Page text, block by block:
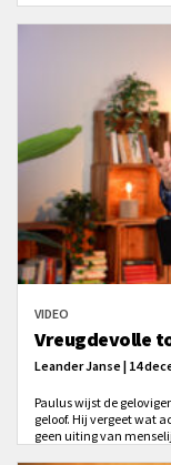
VIDEO
Vreugdevolle
Leander Janse | 14
Paulus wijst de
geloof. Hij vergeet wat
geen uiting van